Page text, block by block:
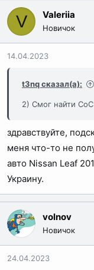
а
к
ц
V Valeriia
Новичок
14.04.2023
t3nq сказал(а):
2) Смог найти
здравствуйте,
меня что-то не
авто Nissan Leaf
Украину.
volnov
Новичок
24.04.2023